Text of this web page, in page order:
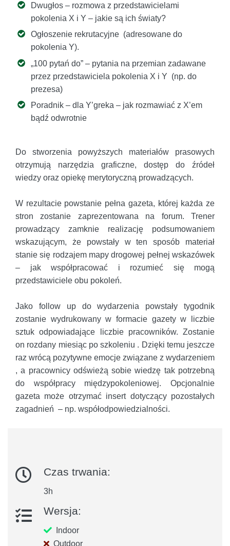
Dwugłos – rozmowa z przedstawicielami
pokolenia X i Y – jakie są ich światy?
Ogłoszenie rekrutacyjne (adresowane do
pokolenia Y).
„100 pytań do” – pytania na przemian zadawane
przez przedstawiciela pokolenia X i Y (np. do
prezesa)
Poradnik – dla Y’greka – jak rozmawiać z X’em
bądź odwrotnie
Do stworzenia powyższych materiałów prasowych
otrzymują narzędzia graficzne, dostęp do źródeł
wiedzy oraz opiekę merytoryczną prowadzących.
W rezultacie powstanie pełna gazeta, której każda ze
stron zostanie zaprezentowana na forum. Trener
prowadzący zamknie realizację podsumowaniem
wskazującym, że powstały w ten sposób materiał
stanie się rodzajem mapy drogowej pełnej wskazówek
– jak współpracować i rozumieć się mogą
przedstawiciele obu pokoleń.
Jako follow up do wydarzenia powstały tygodnik
zostanie wydrukowany w formacie gazety w liczbie
sztuk odpowiadające liczbie pracowników. Zostanie
on rozdany miesiąc po szkoleniu . Dzięki temu jeszcze
raz wrócą pozytywne emocje związane z wydarzeniem
, a pracownicy odświeżą sobie wiedzę tak potrzebną
do współpracy międzypokoleniowej. Opcjonalnie
gazeta może otrzymać insert dotyczący pozostałych
zagadnień – np. współodpowiedzialności.
Czas trwania:
3h
Wersja:
Indoor
Outdoor